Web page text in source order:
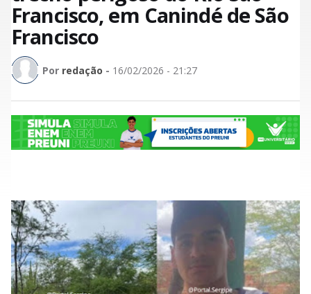
Francisco, em Canindé de São
Francisco
Por redação - 16/02/2026 - 21:27